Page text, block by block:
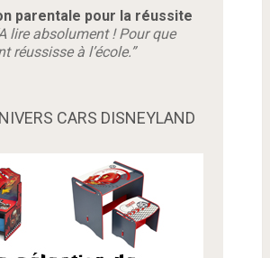
parentale pour la réussite
lire absolument ! Pour que
réussisse à l’école.”
CARS DISNEYLAND